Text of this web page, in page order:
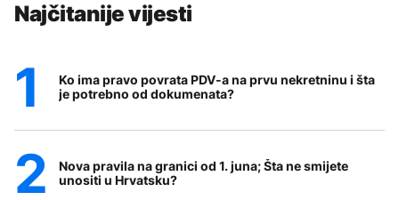
Najčitanije vijesti
Ko ima pravo povrata PDV-a na prvu nekretninu i šta
je potrebno od dokumenata?
Nova pravila na granici od 1. juna; Šta ne smijete
unositi u Hrvatsku?